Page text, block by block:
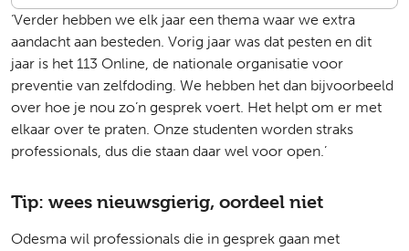
‘Verder hebben we elk jaar een thema waar we extra
aandacht aan besteden. Vorig jaar was dat pesten en dit
jaar is het 113 Online, de nationale organisatie voor
preventie van zelfdoding. We hebben het dan bijvoorbeeld
over hoe je nou zo’n gesprek voert. Het helpt om er met
elkaar over te praten. Onze studenten worden straks
professionals, dus die staan daar wel voor open.’
Tip: wees nieuwsgierig, oordeel niet
Odesma wil professionals die in gesprek gaan met